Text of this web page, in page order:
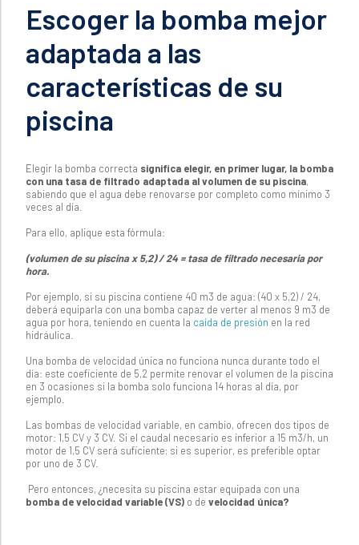
Escoger la bomba mejor
adaptada a las
características de su
piscina
Elegir la bomba correcta significa elegir, en primer lugar, la bomba
con una tasa de filtrado adaptada al volumen de su piscina,
sabiendo que el agua debe renovarse por completo como mínimo 3
veces al día.
Para ello, aplique esta fórmula:
(volumen de su piscina x 5,2) / 24 = tasa de filtrado necesaria por
hora.
Por ejemplo, si su piscina contiene 40 m3 de agua: (40 x 5,2) / 24,
deberá equiparla con una bomba capaz de verter al menos 9 m3 de
agua por hora, teniendo en cuenta la caída de presión en la red
hidráulica.
Una bomba de velocidad única no funciona nunca durante todo el
día: este coeficiente de 5,2 permite renovar el volumen de la piscina
en 3 ocasiones si la bomba solo funciona 14 horas al día, por
ejemplo.
Las bombas de velocidad variable, en cambio, ofrecen dos tipos de
motor: 1,5 CV y 3 CV. Si el caudal necesario es inferior a 15 m3/h, un
motor de 1,5 CV será suficiente; si es superior, es preferible optar
por uno de 3 CV.
Pero entonces, ¿necesita su piscina estar equipada con una
bomba de velocidad variable (VS) o de velocidad única?